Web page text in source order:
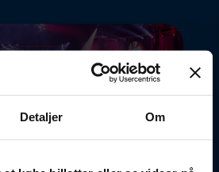
Detaljer Om
2022
andet paladsteltet med